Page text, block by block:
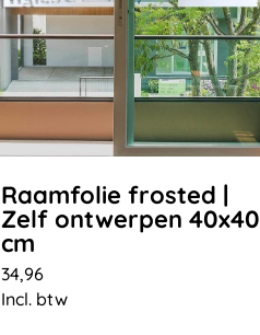
Raamfolie frosted |
Zelf ontwerpen 40x40
cm
34,96
Incl. btw